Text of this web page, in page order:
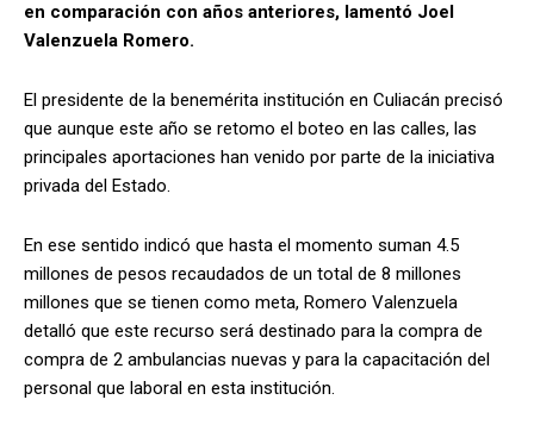
en comparación con años anteriores, lamentó Joel
Valenzuela Romero.
El presidente de la benemérita institución en Culiacán precisó
que aunque este año se retomo el boteo en las calles, las
principales aportaciones han venido por parte de la iniciativa
privada del Estado.
En ese sentido indicó que hasta el momento suman 4.5
millones de pesos recaudados de un total de 8 millones
millones que se tienen como meta, Romero Valenzuela
detalló que este recurso será destinado para la compra de
compra de 2 ambulancias nuevas y para la capacitación del
personal que laboral en esta institución.